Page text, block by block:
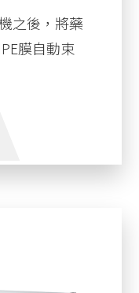
之後，將藥
膜自動束